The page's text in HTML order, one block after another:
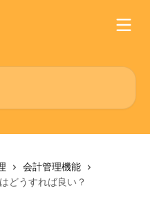
会計管理機能
どうすれば良い？